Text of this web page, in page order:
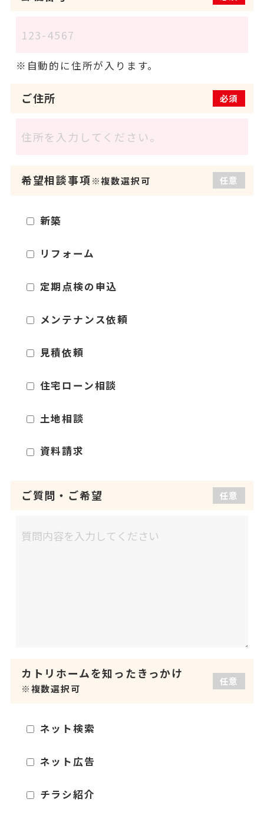
自動的に住所が入ります。
ご住所 必須
希望相談事項※複数選択可 任意
新築
リフォーム
定期点検の申込
メンテナンス依頼
見積依頼
住宅ローン相談
土地相談
資料請求
ご質問 ・ ご希望 任意
カトリホームを知ったきっかけ
※複数選択可
任意
ネット検索
ネット広告
チラシ紹介